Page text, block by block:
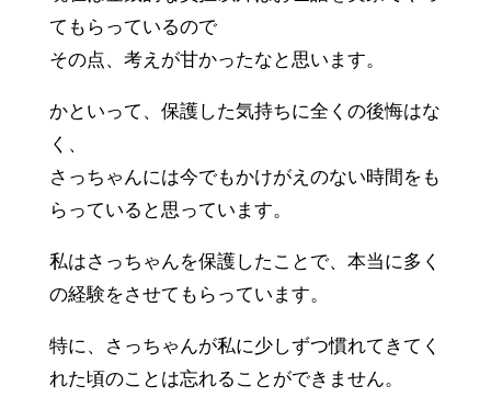
てもらっているので
その点、考えが甘かったなと思います。
かといって、保護した気持ちに全くの後悔はな
く、
さっちゃんには今でもかけがえのない時間をも
らっていると思っています。
私はさっちゃんを保護したことで、本当に多く
の経験をさせてもらっています。
特に、さっちゃんが私に少しずつ慣れてきてく
れた頃のことは忘れることができません。